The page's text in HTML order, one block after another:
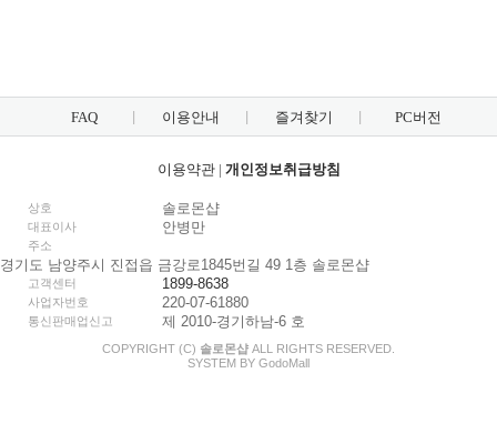
FAQ 이용안내 즐겨찾기 PC버전
이용약관| 개인정보취급방침
상호 솔로몬샵
대표이사 안병만
주소
경기도 남양주시 진접읍 금강로1845번길 49 1층 솔로몬샵
고객센터 1899-8638
사업자번호 220-07-61880
통신판매업신고 제 2010-경기하남-6 호
COPYRIGHT (C) 솔로몬샵 ALL RIGHTS RESERVED.
SYSTEM BY GodoMall